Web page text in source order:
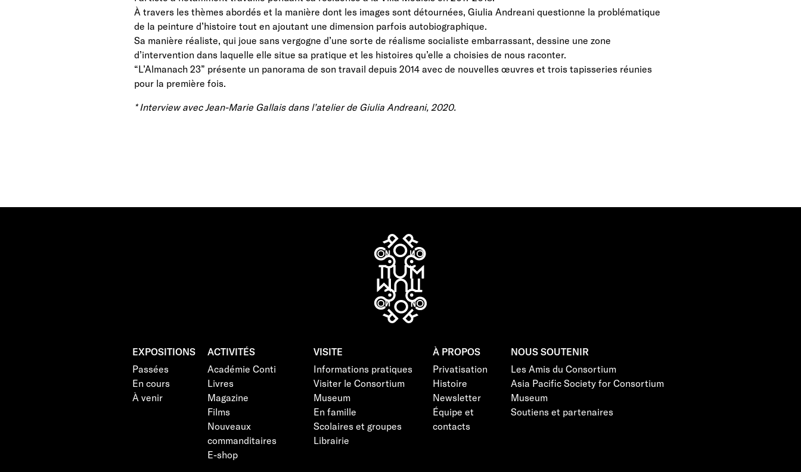
À travers les thèmes abordés et la manière dont les images sont détournées, Giulia Andreani questionne la problématique
de la peinture d’histoire tout en ajoutant une dimension parfois autobiographique.
Sa manière réaliste, qui joue sans vergogne d’une sorte de réalisme socialiste embarrassant, dessine une zone
d’intervention dans laquelle elle situe sa pratique et les histoires qu’elle a choisies de nous raconter.
“L’Almanach 23” présente un panorama de son travail depuis 2014 avec de nouvelles œuvres et trois tapisseries réunies
pour la première fois.
* Interview avec Jean-Marie Gallais dans l’atelier de Giulia Andreani, 2020.
EXPOSITIONS
Passées
En cours
À venir
ACTIVITÉS
Académie Conti
Livres
Magazine
Films
Nouveaux
commanditaires
E-shop
VISITE
Informations pratiques
Visiter le Consortium
Museum
En famille
Scolaires et groupes
Librairie
À PROPOS
Privatisation
Histoire
Newsletter
Équipe et
contacts
NOUS SOUTENIR
Les Amis du Consortium
Asia Pacific Society for Consortium
Museum
Soutiens et partenaires